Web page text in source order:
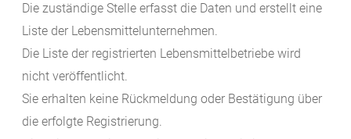
Die zuständige Stelle erfasst die Daten und erstellt eine
Liste der Lebensmittelunternehmen.
Die Liste der registrierten Lebensmittelbetriebe wird
nicht veröffentlicht.
Sie erhalten keine Rückmeldung oder Bestätigung über
die erfolgte Registrierung.